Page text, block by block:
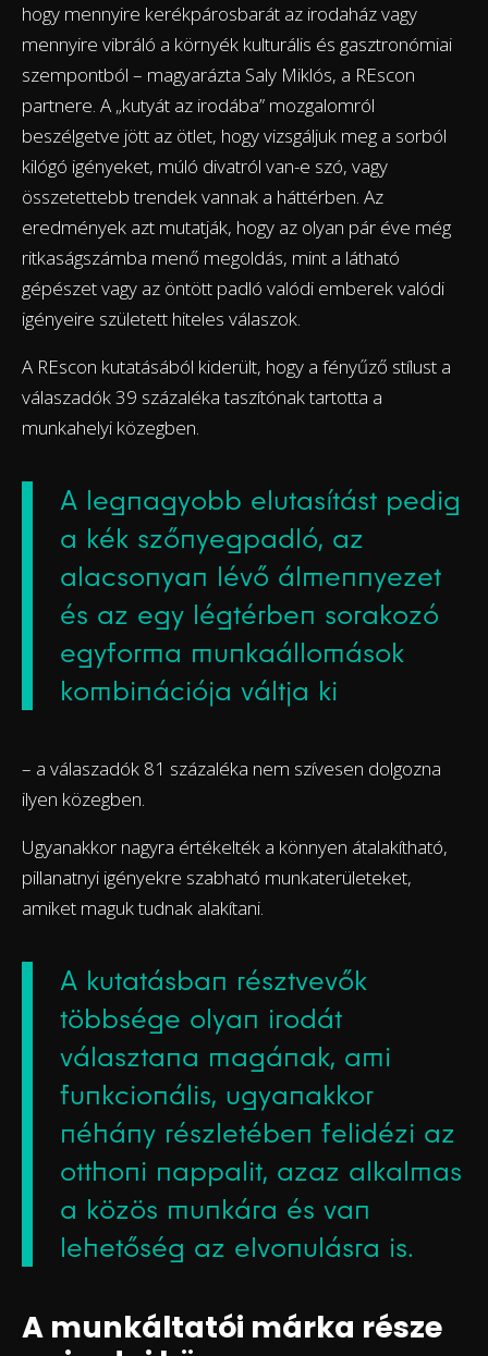
hogy mennyire kerékpárosbarát az irodaház vagy
mennyire vibráló a környék kulturális és gasztronómiai
szempontból – magyarázta Saly Miklós, a REscon
partnere. A „kutyát az irodába” mozgalomról
beszélgetve jött az ötlet, hogy vizsgáljuk meg a sorból
kilógó igényeket, múló divatról van-e szó, vagy
összetettebb trendek vannak a háttérben. Az
eredmények azt mutatják, hogy az olyan pár éve még
ritkaságszámba menő megoldás, mint a látható
gépészet vagy az öntött padló valódi emberek valódi
igényeire született hiteles válaszok.
A REscon kutatásából kiderült, hogy a fényűző stílust a
válaszadók 39 százaléka taszítónak tartotta a
munkahelyi közegben.
A legnagyobb elutasítást pedig
a kék szőnyegpadló, az
alacsonyan lévő álmennyezet
és az egy légtérben sorakozó
egyforma munkaállomások
kombinációja váltja ki
– a válaszadók 81 százaléka nem szívesen dolgozna
ilyen közegben.
Ugyanakkor nagyra értékelték a könnyen átalakítható,
pillanatnyi igényekre szabható munkaterületeket,
amiket maguk tudnak alakítani.
A kutatásban résztvevők
többsége olyan irodát
választana magának, ami
funkcionális, ugyanakkor
néhány részletében felidézi az
otthoni nappalit, azaz alkalmas
a közös munkára és van
lehetőség az elvonulásra is.
A munkáltatói márka része